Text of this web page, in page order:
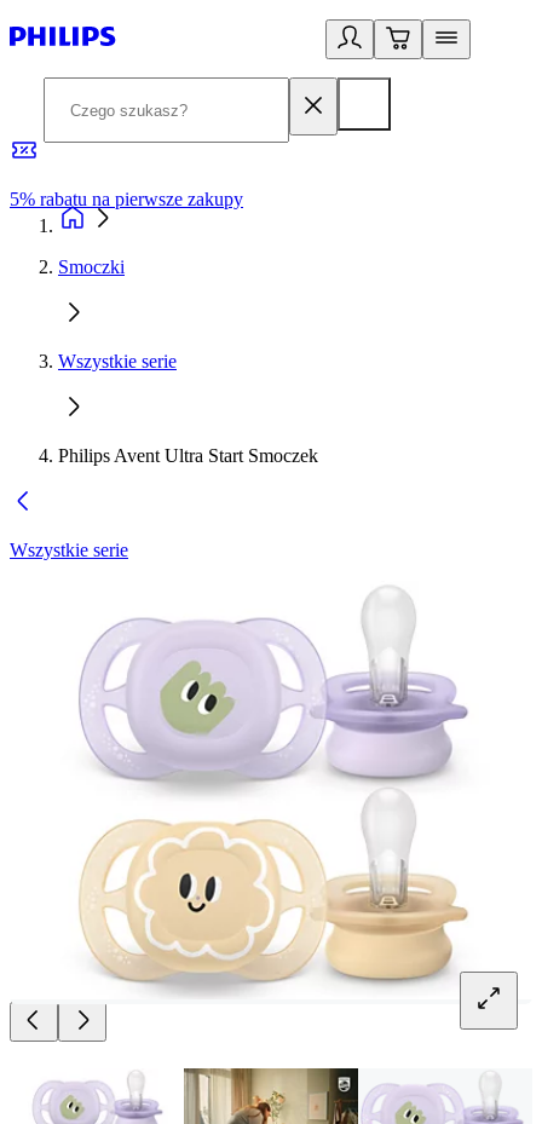
5% rabatu na pierwsze zakupy
Smoczki
Wszystkie serie
Philips Avent Ultra Start Smoczek
Wszystkie serie